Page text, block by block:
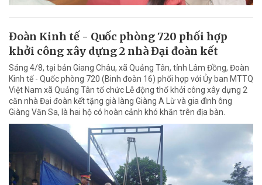
Đoàn Kinh tế - Quốc phòng 720 phối hợp
khởi công xây dựng 2 nhà Đại đoàn kết
Sáng 4/8, tại bản Giang Châu, xã Quảng Tân, tỉnh Lâm Đồng, Đoàn
Kinh tế - Quốc phòng 720 (Binh đoàn 16) phối hợp với Ủy ban MTTQ
Việt Nam xã Quảng Tân tổ chức Lễ động thổ khởi công xây dựng 2
căn nhà Đại đoàn kết tặng già làng Giàng A Lừ và gia đình ông
Giàng Văn Sa, là hai hộ có hoàn cảnh khó khăn trên địa bàn.